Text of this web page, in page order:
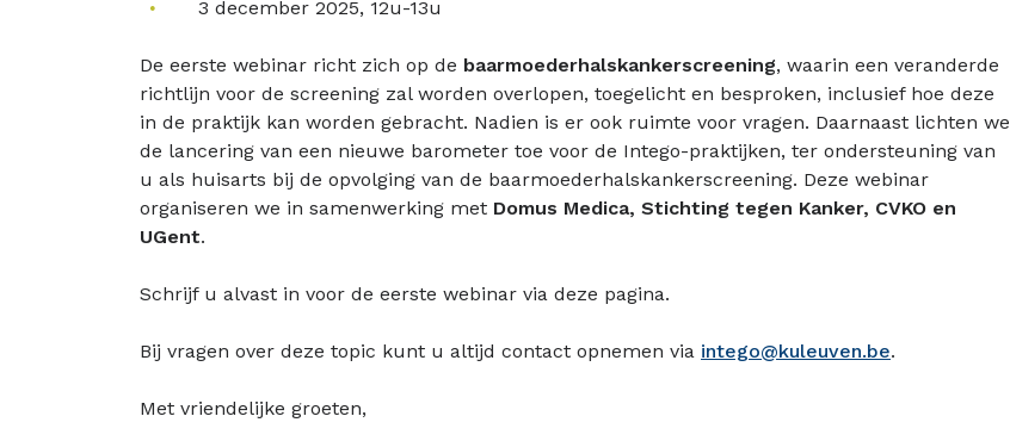
3 december 2025, 12u-13u
De eerste webinar richt zich op de baarmoederhalskankerscreening, waarin een veranderde
richtlijn voor de screening zal worden overlopen, toegelicht en besproken, inclusief hoe deze
in de praktijk kan worden gebracht. Nadien is er ook ruimte voor vragen. Daarnaast lichten we
de lancering van een nieuwe barometer toe voor de Intego-praktijken, ter ondersteuning van
u als huisarts bij de opvolging van de baarmoederhalskankerscreening. Deze webinar
organiseren we in samenwerking met Domus Medica, Stichting tegen Kanker, CVKO en
UGent.
Schrijf u alvast in voor de eerste webinar via deze pagina.
Bij vragen over deze topic kunt u altijd contact opnemen via intego@kuleuven.be.
Met vriendelijke groeten,